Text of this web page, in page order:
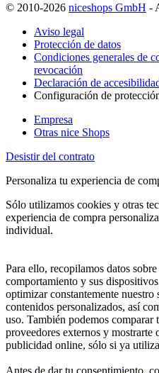
© 2010-2026 niceshops GmbH -
Aviso legal
Protección de datos
Condiciones generales de
revocación
Declaración de
Configuración de
Empresa
Otras nice Shops
Desistir del contrato
Personaliza tu experiencia de
Sólo utilizamos cookies y otras
experiencia de compra
individual.
Para ello, recopilamos datos
comportamiento y sus
optimizar constantemente
contenidos personalizados, así
uso. También podemos comparar
proveedores externos y mostrarte
publicidad online, sólo si ya
Antes de dar tu consentimiento,